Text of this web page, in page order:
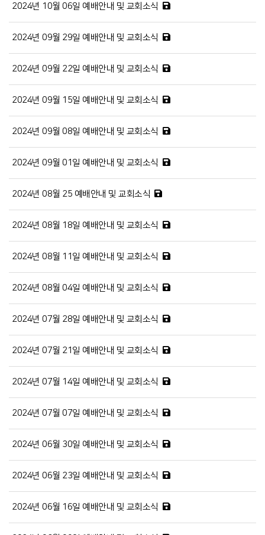
2024년 10월 06일 예배안내 및 교회소식
2024년 09월 29일 예배안내 및 교회소식
2024년 09월 22일 예배안내 및 교회소식
2024년 09월 15일 예배안내 및 교회소식
2024년 09월 08일 예배안내 및 교회소식
2024년 09월 01일 예배안내 및 교회소식
2024년 08월 25 예배안내 및 교회소식
2024년 08월 18일 예배안내 및 교회소식
2024년 08월 11일 예배안내 및 교회소식
2024년 08월 04일 예배안내 및 교회소식
2024년 07월 28일 예배안내 및 교회소식
2024년 07월 21일 예배안내 및 교회소식
2024년 07월 14일 예배안내 및 교회소식
2024년 07월 07일 예배안내 및 교회소식
2024년 06월 30일 예배안내 및 교회소식
2024년 06월 23일 예배안내 및 교회소식
2024년 06월 16일 예배안내 및 교회소식